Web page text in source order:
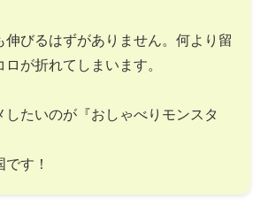
伸びるはずがありません。何より留
が折れてしまいます。
したいのが『おしゃべりモンスタ
す！